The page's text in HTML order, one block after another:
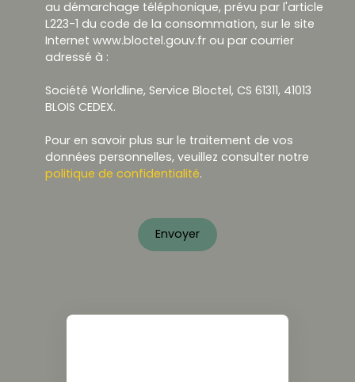
au démarchage téléphonique, prévu par l'article
L223-1 du code de la consommation, sur le site
Internet www.bloctel.gouv.fr ou par courrier
adressé à :
Société Worldline, Service Bloctel, CS 61311, 41013
BLOIS CEDEX.
Pour en savoir plus sur le traitement de vos
données personnelles, veuillez consulter notre
politique de confidentialité.
Envoyer